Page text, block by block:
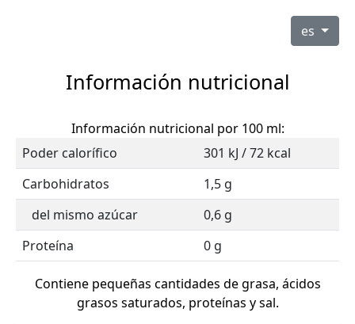
es
Información nutricional
Información nutricional por 100 ml:
Poder calorífico
301 kJ / 72 kcal
Carbohidratos
1,5 g
del mismo azúcar
0,6 g
Proteína
0 g
Contiene pequeñas cantidades de grasa, ácidos
grasos saturados, proteínas y sal.